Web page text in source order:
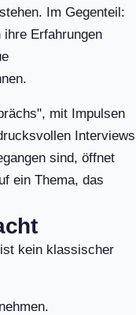
Im Gegenteil:
Erfahrungen
mit Impulsen
Interviews
sind, öffnet
ein Thema, das
kein klassischer